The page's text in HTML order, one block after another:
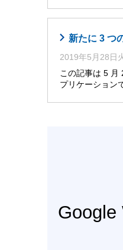
新たに 3 つ
2019年5月28日
この記事は 5 月
プリケーション
Google